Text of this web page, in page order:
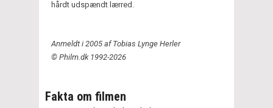
hårdt udspændt lærred.
Anmeldt i 2005 af Tobias Lynge Herler
© Philm.dk 1992-2026
Fakta om filmen